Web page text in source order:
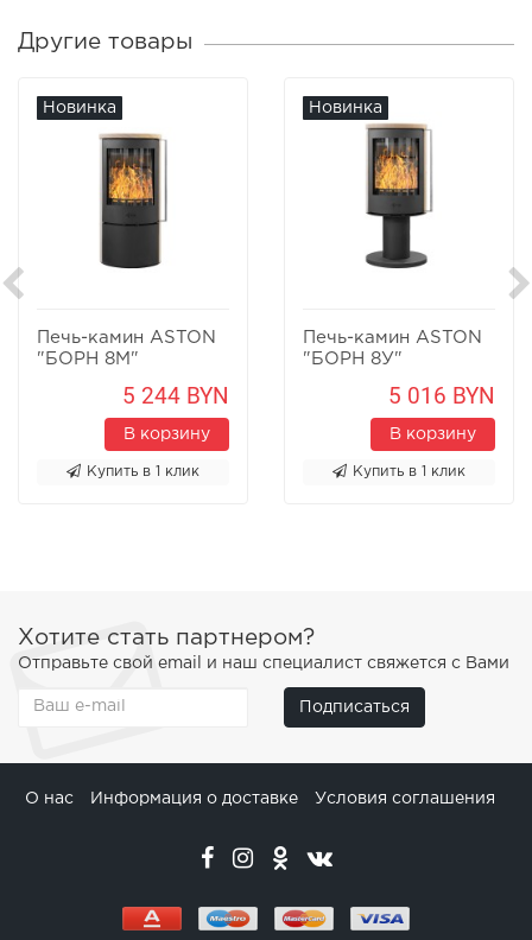
Другие товары
Новинка
Печь-камин ASTON
"БОРН 8М"
5 244 BYN
В корзину
Купить в 1 клик
Новинка
Печь-камин ASTON
"БОРН 8У"
5 016 BYN
В корзину
Купить в 1 клик
Хотите стать партнером?
Отправьте свой email и наш специалист свяжется с Вами
Подписаться
О нас Информация о доставке Условия соглашения